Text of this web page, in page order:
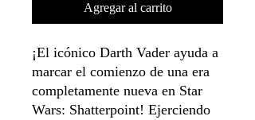
Agregar al carrito
¡El icónico Darth Vader ayuda a
marcar el comienzo de una era
completamente nueva en Star
Wars: Shatterpoint! Ejerciendo